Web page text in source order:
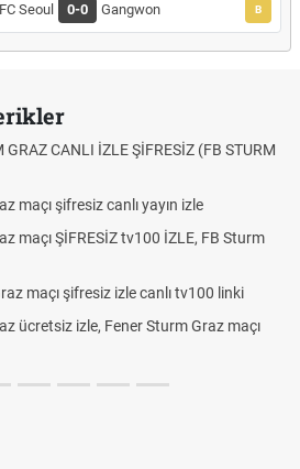
FC Seoul 0-0 Gangwon B
GRAZ CANLI İZLE ŞİFRESİZ (FB STURM
maçı şifresiz canlı yayın izle
maçı ŞİFRESİZ tv100 İZLE, FB Sturm
maçı şifresiz izle canlı tv100 linki
ücretsiz izle, Fener Sturm Graz maçı